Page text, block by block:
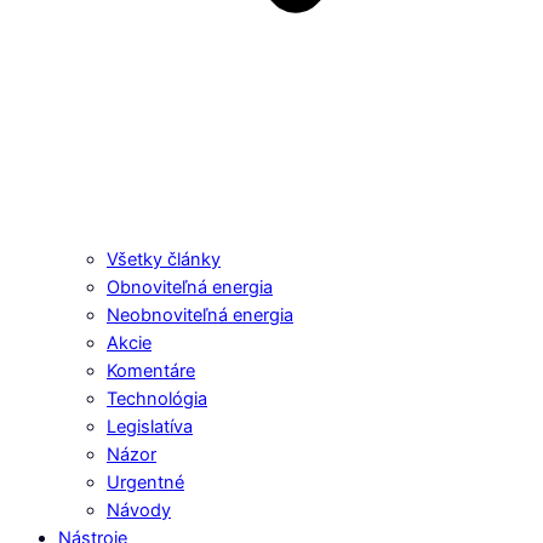
Všetky články
Obnoviteľná energia
Neobnoviteľná energia
Akcie
Komentáre
Technológia
Legislatíva
Názor
Urgentné
Návody
Nástroje